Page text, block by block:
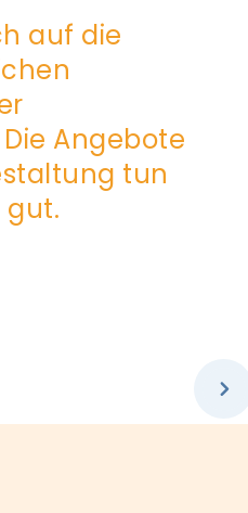
auf die
Angebote
tun
gut.